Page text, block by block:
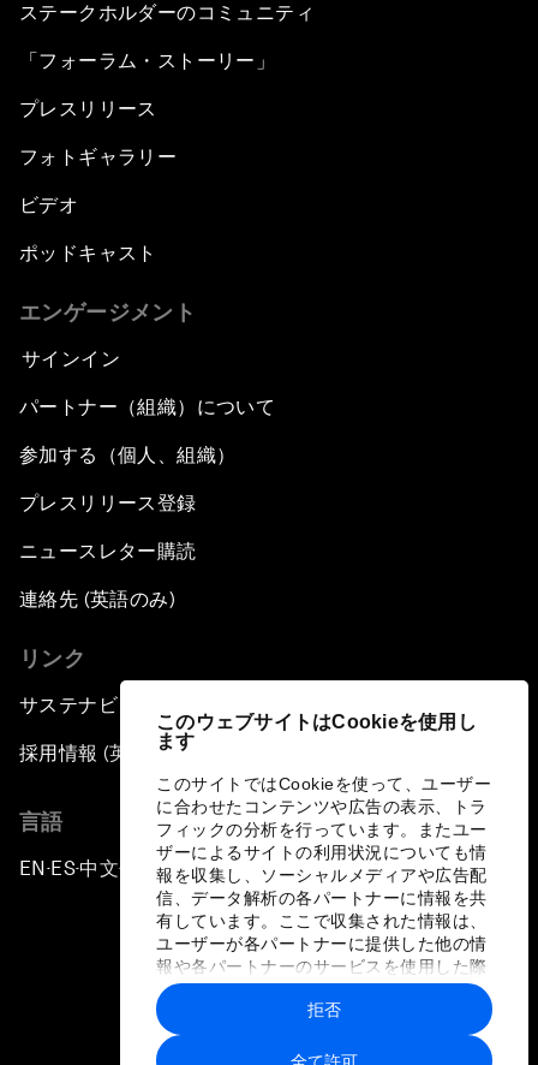
このウェブサイトはCookieを使用し
ます
このサイトではCookieを使って、ユーザー
に合わせたコンテンツや広告の表示、トラ
フィックの分析を行っています。またユー
ザーによるサイトの利用状況についても情
報を収集し、ソーシャルメディアや広告配
信、データ解析の各パートナーに情報を共
有しています。ここで収集された情報は、
ユーザーが各パートナーに提供した他の情
報や各パートナーのサービスを使用した際
に収集された情報と組み合わされ、各パー
トナーによって使用されることがありま
す。
全て許可
拒否
ステークホルダーのコミュニティ
「フォーラム・ストーリー」
プレスリリース
フォトギャラリー
ビデオ
ポッドキャスト
エンゲージメント
サインイン
パートナー（組織）について
参加する（個人、組織）
プレスリリース登録
ニュースレター購読
連絡先 (英語のみ)
リンク
サステナビリティへの取り組み
採用情報 (英語のみ)
言語
EN ▪ES▪中文▪ 日本語
プライバシーポリシーと利用規約